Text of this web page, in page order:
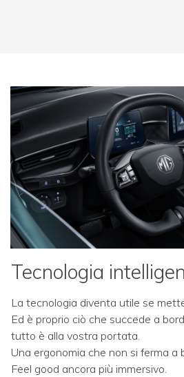
Tecnologia
La tecnologia diventa utile se
Ed è proprio ciò che succede a
tutto è alla vostra portata.
Una ergonomia che non si ferma a
Feel good ancora più immersivo.